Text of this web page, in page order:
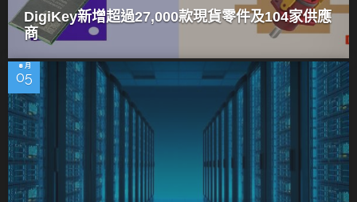
DigiKey新增超過27,000款現貨零件及104家供應
商
8 月
05